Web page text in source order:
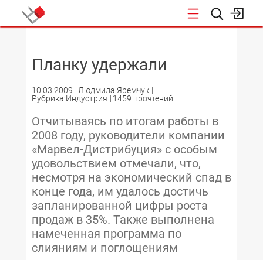
Планку удержали
10.03.2009
Людмила Яремчук
Рубрика:Индустрия
1459 прочтений
Отчитываясь по итогам работы в
2008 году, руководители компании
«Марвел-Дистрибуция» с особым
удовольствием отмечали, что,
несмотря на экономический спад в
конце года, им удалось достичь
запланированной цифры роста
продаж в 35%. Также выполнена
намеченная программа по
слияниям и поглощениям